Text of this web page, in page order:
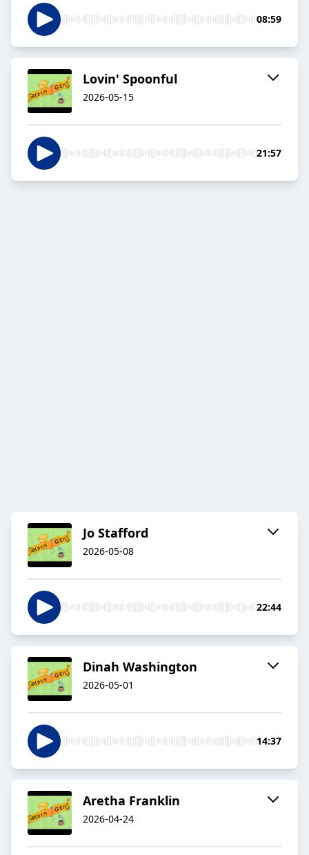
08:59
Lovin' Spoonful
2026-05-15
21:57
Jo Stafford
2026-05-08
22:44
Dinah Washington
2026-05-01
14:37
Aretha Franklin
2026-04-24